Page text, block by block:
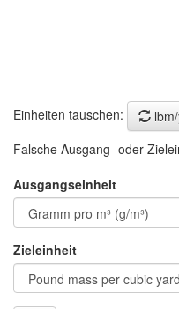
Einheiten tauschen:
Falsche Ausgang- oder
Ausgangseinheit
Zieleinheit